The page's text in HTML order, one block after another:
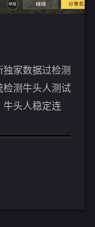
家数据过检测
检测牛头人测试
牛头人稳定连